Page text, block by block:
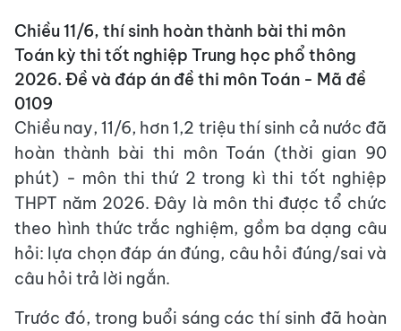
Chiều 11/6, thí sinh hoàn thành bài thi môn
Toán kỳ thi tốt nghiệp Trung học phổ thông
2026. Đề và đáp án đề thi môn Toán - Mã đề
0109
Chiều nay, 11/6, hơn 1,2 triệu thí sinh cả nước đã
hoàn thành bài thi môn Toán (thời gian 90
phút) - môn thi thứ 2 trong kì thi tốt nghiệp
THPT năm 2026. Đây là môn thi được tổ chức
theo hình thức trắc nghiệm, gồm ba dạng câu
hỏi: lựa chọn đáp án đúng, câu hỏi đúng/sai và
câu hỏi trả lời ngắn.
Trước đó, trong buổi sáng các thí sinh đã hoàn